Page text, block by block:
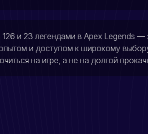
и 23 легендами в Apex Legends
и доступом к широкому
на игре, а не на долгой